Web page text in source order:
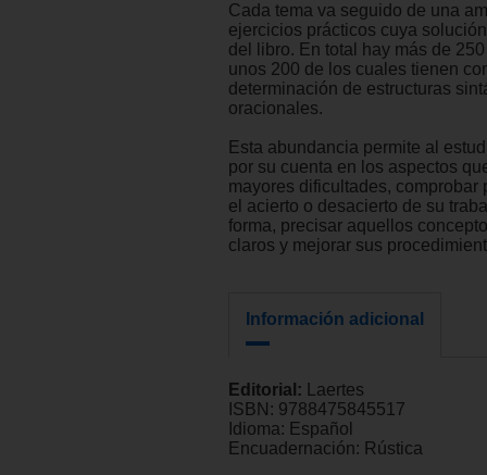
Cada tema va seguido de una
ejercicios prácticos cuya
del libro. En total hay más de
unos 200 de los cuales tienen
determinación de estructuras
oracionales.
Esta abundancia permite al
por su cuenta en los aspectos
mayores dificultades, comprobar
el acierto o desacierto de su
forma, precisar aquellos
claros y mejorar sus
Información adicional
Editorial:
Laertes
ISBN: 9788475845517
Idioma: Español
Encuadernación: Rústica